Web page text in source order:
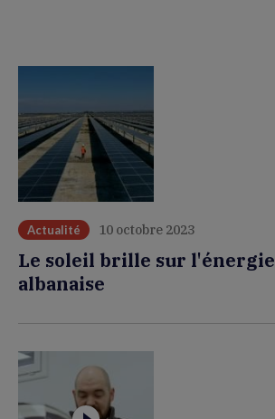
Actualité 10 octobre 2023
Le soleil brille sur l'énergie
albanaise